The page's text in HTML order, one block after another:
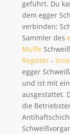
geführt. Du
dem egger
verbinden:
Sammler des
Muffe
Register-
egger
und ist mit
ausgestattet.
die